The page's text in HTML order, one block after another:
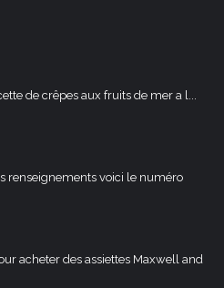
de crêpes aux fruits de mer a l...
renseignements voici le numéro
acheter des assiettes Maxwell and